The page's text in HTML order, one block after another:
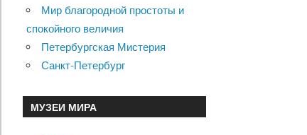
Мир благородной простоты и
спокойного величия
Петербургская Мистерия
Санкт-Петербург
МУЗЕИ МИРА